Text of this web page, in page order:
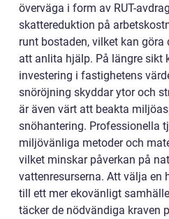
överväga i form av RUT-
skattereduktion på
runt bostaden, vilket kan
att anlita hjälp. På längre sikt
investering i fastighetens
snöröjning skyddar ytor och
är även värt att beakta
snöhantering. Professionella
miljövänliga metoder och
vilket minskar påverkan på
vattenresurserna. Att välja en
till ett mer ekovänligt
täcker de nödvändiga kraven